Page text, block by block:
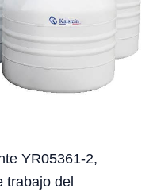
YR05361-2,
trabajo del